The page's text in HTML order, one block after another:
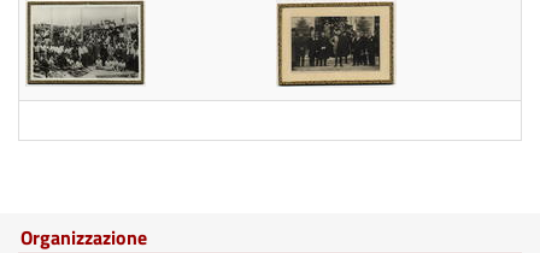
Organizzazione